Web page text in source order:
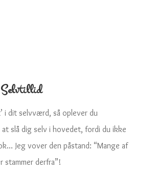
i dit selvværd, så oplever du
slå dig selv i hovedet, fordi du ikke
Jeg vover den påstand: “Mange af
stammer derfra”!